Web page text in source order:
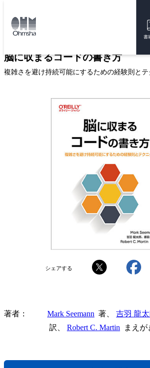
書
トップ
脳に収まるコードの書き方
複雑さを避け持続可能にするための経験則とテ
シェアする
著者 Mark Seemann 著、 吉羽 龍
訳、 Robert C. Martin まえが